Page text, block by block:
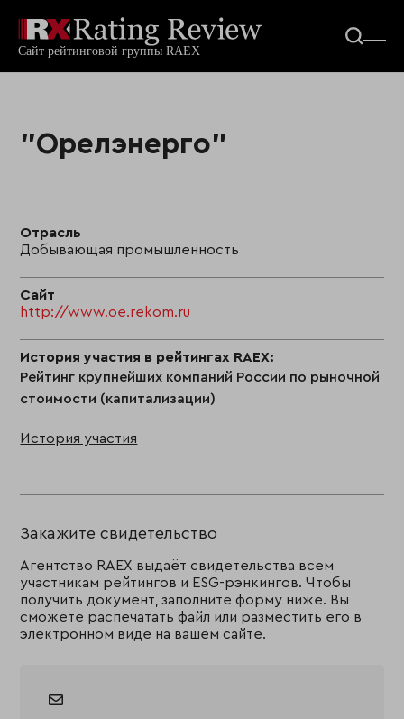
"Орелэнерго"
Отрасль
Добывающая промышленность
Сайт
http://www.oe.rekom.ru
История участия в рейтингах RAEX:
Рейтинг крупнейших компаний России по рыночной
стоимости (капитализации)
История участия
Закажите свидетельство
Агентство RAEX выдаёт свидетельства всем
участникам рейтингов и ESG-рэнкингов. Чтобы
получить документ, заполните форму ниже. Вы
сможете распечатать файл или разместить его в
электронном виде на вашем сайте.